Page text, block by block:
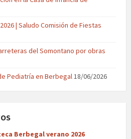
| Saludo Comisión de Fiestas
del Somontano por obras
Pediatría en Berbegal18/06/2026
Berbegal verano 2026